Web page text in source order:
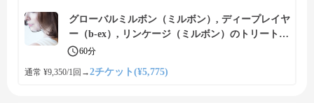
グローバルミルボン（ミルボン）, ディープレイヤ
ー（b-ex）, リンケージ（ミルボン）のトリートメ
ントで内側から補修、美しい艶髪に
60分
通常 ¥9,350/1回 →2チケット(¥5,775)